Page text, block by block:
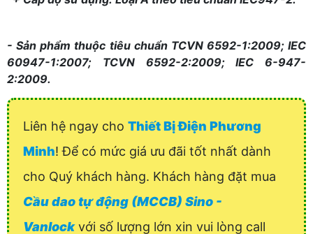
- Sản phẩm thuộc tiêu chuẩn TCVN 6592-1:2009; IEC
60947-1:2007; TCVN 6592-2:2009; IEC 6-947-
2:2009.
Liên hệ ngay cho Thiết Bị Điện Phương
Minh! Để có mức giá ưu đãi tốt nhất dành
cho Quý khách hàng. Khách hàng đặt mua
Cầu dao tự động (MCCB) Sino -
Vanlockvới số lượng lớn xin vui lòng call